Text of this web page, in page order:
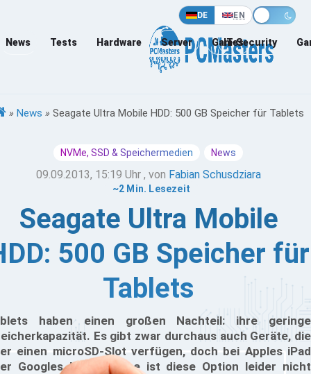
DE EN
News Tests Hardware Server Games
IT-Security
» News » Seagate Ultra Mobile HDD: 500 GB Speicher für Tablets
NVMe, SSD & Speichermedien News
09.09.2013, 15:19 Uhr , von Fabian Schusdziara
~2 Min. Lesezeit
Seagate Ultra Mobile
500 GB Speicher für
Tablets
haben einen großen Nachteil: ihre geringe
Es gibt zwar durchaus auch Geräte, die
einen microSD-Slot verfügen, doch bei Apples iPad
Googles Nexus-Reihe ist diese Option leider nicht